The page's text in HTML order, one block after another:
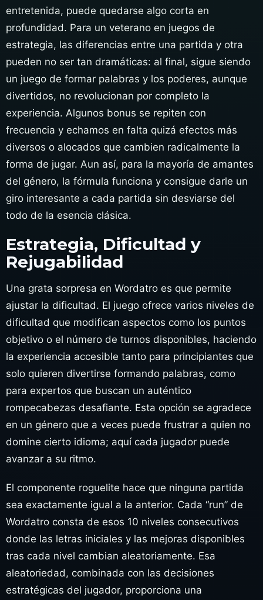
entretenida, puede quedarse algo corta en
profundidad. Para un veterano en juegos de
estrategia, las diferencias entre una partida y otra
pueden no ser tan dramáticas: al final, sigue siendo
un juego de formar palabras y los poderes, aunque
divertidos, no revolucionan por completo la
experiencia. Algunos bonus se repiten con
frecuencia y echamos en falta quizá efectos más
diversos o alocados que cambien radicalmente la
forma de jugar. Aun así, para la mayoría de amantes
del género, la fórmula funciona y consigue darle un
giro interesante a cada partida sin desviarse del
todo de la esencia clásica.
Estrategia, Dificultad y
Rejugabilidad
Una grata sorpresa en Wordatro es que permite
ajustar la dificultad. El juego ofrece varios niveles de
dificultad que modifican aspectos como los puntos
objetivo o el número de turnos disponibles, haciendo
la experiencia accesible tanto para principiantes que
solo quieren divertirse formando palabras, como
para expertos que buscan un auténtico
rompecabezas desafiante. Esta opción se agradece
en un género que a veces puede frustrar a quien no
domine cierto idioma; aquí cada jugador puede
avanzar a su ritmo.
El componente roguelite hace que ninguna partida
sea exactamente igual a la anterior. Cada “run” de
Wordatro consta de esos 10 niveles consecutivos
donde las letras iniciales y las mejoras disponibles
tras cada nivel cambian aleatoriamente. Esa
aleatoriedad, combinada con las decisiones
estratégicas del jugador, proporciona una